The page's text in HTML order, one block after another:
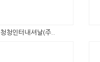
청청인터내셔날(주..